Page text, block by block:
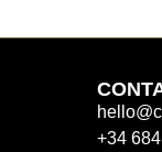
+34